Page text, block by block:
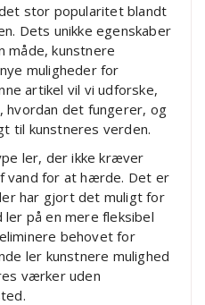
stor popularitet blandt
Dets unikke egenskaber
måde, kunstnere
muligheder for
artikel vil vi udforske,
hvordan det fungerer, og
til kunstneres verden.
ler, der ikke kræver
vand for at hærde. Det er
har gjort det muligt for
på en mere fleksibel
behovet for
ler kunstnere mulighed
værker uden